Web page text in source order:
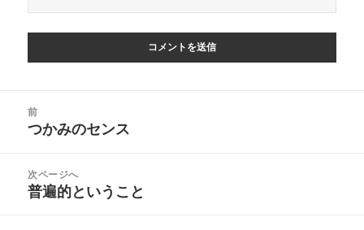
前
前
投
稿:
つかみのセンス
次ページへ
次
普遍的ということ